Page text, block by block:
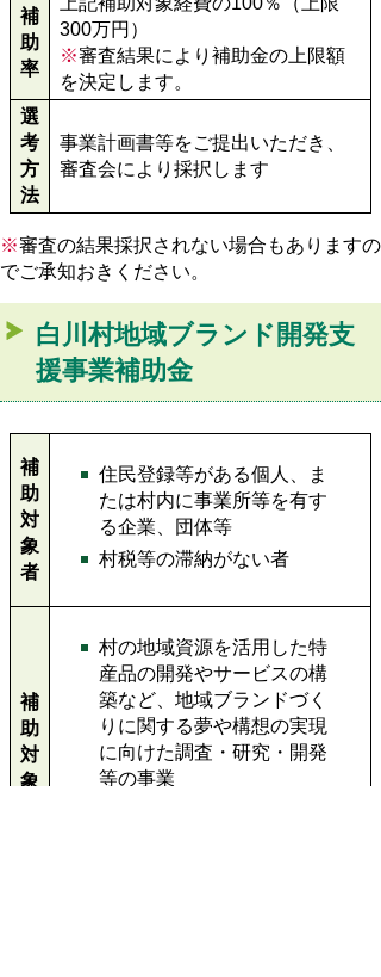
補
助
率
300万円）
※審査結果により補助金の上限額
を決定します。
選
考
方
法
事業計画書等をご提出いただき、
審査会により採択します
※審査の結果採択されない場合もありますの
でご承知おきください。
白川村地域ブランド開発支
援事業補助金
補
助
対
象
者
住民登録等がある個人、ま
たは村内に事業所等を有す
る企業、団体等
村税等の滞納がない者
補
助
対
象
村の地域資源を活用した特
産品の開発やサービスの構
築など、地域ブランドづく
りに関する夢や構想の実現
に向けた調査・研究・開発
等の事業